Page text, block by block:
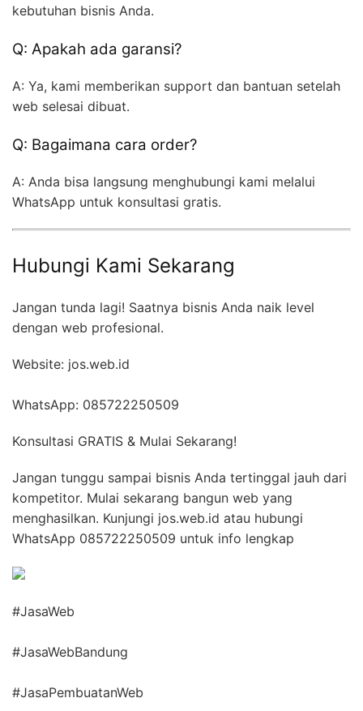
kebutuhan bisnis Anda.
Q: Apakah ada garansi?
A: Ya, kami memberikan support dan bantuan setelah
web selesai dibuat.
Q: Bagaimana cara order?
A: Anda bisa langsung menghubungi kami melalui
WhatsApp untuk konsultasi gratis.
Hubungi Kami Sekarang
Jangan tunda lagi! Saatnya bisnis Anda naik level
dengan web profesional.
Website: jos.web.id
WhatsApp: 085722250509
Konsultasi GRATIS & Mulai Sekarang!
Jangan tunggu sampai bisnis Anda tertinggal jauh dari
kompetitor. Mulai sekarang bangun web yang
menghasilkan. Kunjungi jos.web.id atau hubungi
WhatsApp 085722250509 untuk info lengkap
#JasaWeb
#JasaWebBandung
#JasaPembuatanWeb